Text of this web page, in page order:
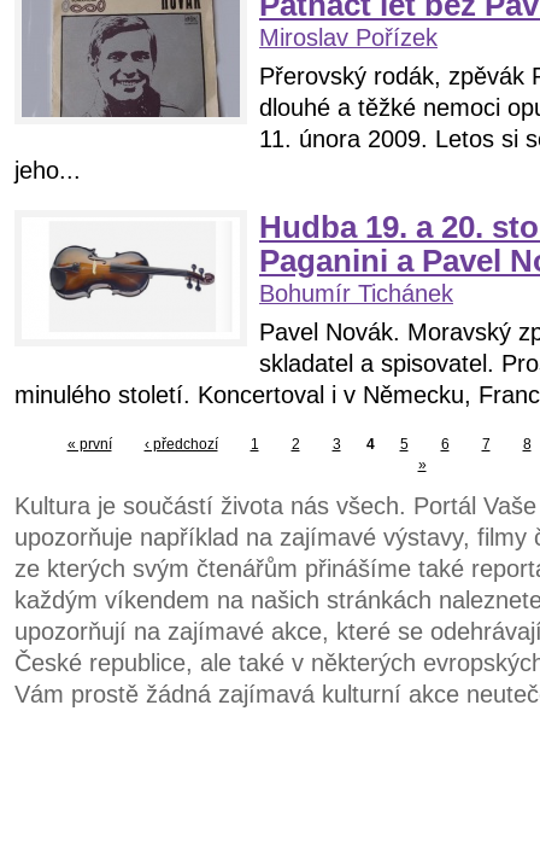
Miroslav Pořízek
Přerovský rodák, zpěvák
dlouhé a těžké nemoci
11. února 2009. Letos si
jeho...
Hudba 19. a 20.
Paganini a Pavel
Bohumír Tichánek
Pavel Novák. Moravský
skladatel a spisovatel.
minulého století. Koncertoval i v Německu,
« první ‹ předchozí 1 2 3 4 5 6 7
8
»
Kultura je součástí života nás všech. Portál
upozorňuje například na zajímavé výstavy, filmy
ze kterých svým čtenářům přinášíme také
každým víkendem na našich stránkách
upozorňují na zajímavé akce, které se
České republice, ale také v některých
Vám prostě žádná zajímavá kulturní akce